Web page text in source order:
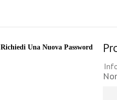
Richiedi Una Nuova Password